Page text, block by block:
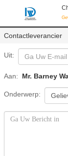
Contactleverancier
Uit:
Aan: Mr. Barney
Onderwerp: